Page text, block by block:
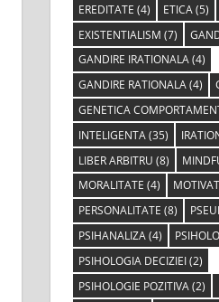
EREDITATE (4) ETICA(5)
EXISTENTIALISM (7)
GANDIRE IRATIONALA(4)
GANDIRE RATIONALA(4)
GENETICA
INTELIGENTA(35)
LIBER ARBITRU (8)
MORALITATE (4)
PERSONALITATE (8)
PSIHANALIZA(4)
PSIHOLOGIA DECIZIEI(2)
PSIHOLOGIE POZITIVA(2)